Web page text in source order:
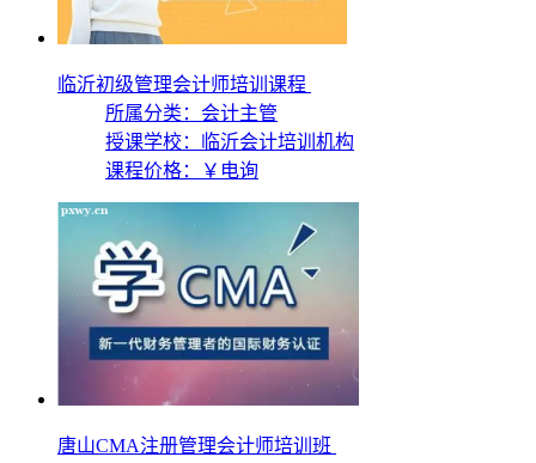
临沂初级管理会计师培训课程
所属分类：会计主管
授课学校：
临沂会计培训机构
课程价格：
￥电询
唐山CMA注册管理会计师培训班